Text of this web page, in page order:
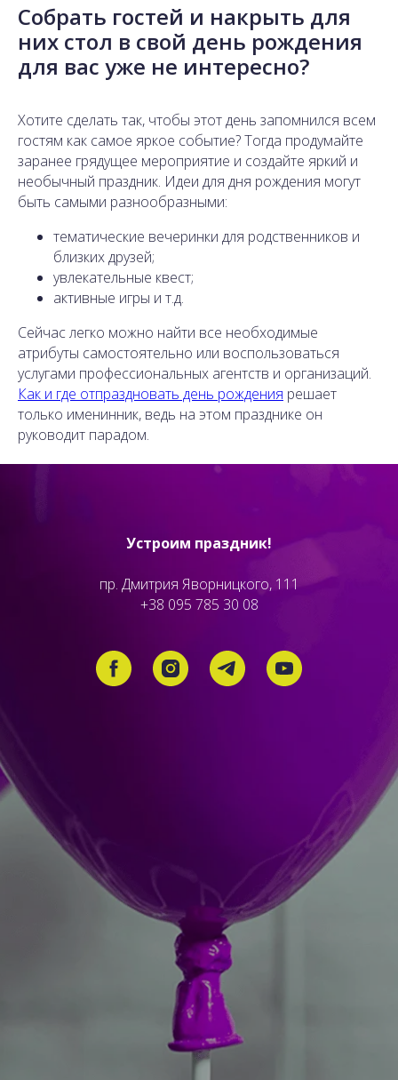
Собрать гостей и накрыть для
них стол в свой день рождения
для вас уже не интересно?
Хотите сделать так, чтобы этот день запомнился всем
гостям как самое яркое событие? Тогда продумайте
заранее грядущее мероприятие и создайте яркий и
необычный праздник. Идеи для дня рождения могут
быть самыми разнообразными:
тематические вечеринки для родственников и
близких друзей;
увлекательные квест;
активные игры и т.д.
Сейчас легко можно найти все необходимые
атрибуты самостоятельно или воспользоваться
услугами профессиональных агентств и организаций.
Как и где отпраздновать день рождения решает
только именинник, ведь на этом празднике он
руководит парадом.
Устроим праздник!
пр. Дмитрия Яворницкого, 111
+38 095 785 30 08